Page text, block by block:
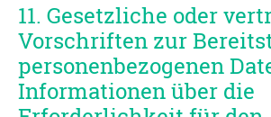
11. Gesetzliche oder
Vorschriften zur
personenbezogenen
Informationen über die